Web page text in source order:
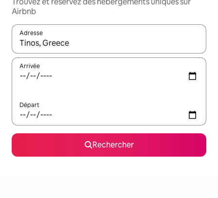
Airbnb
Adresse
Lorsque les résultats s'affichent, utilisez les flèches vers le
Arrivée
Départ
Rechercher